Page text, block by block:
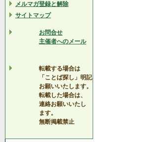
メルマガ登録と解除
サイトマップ
お問合せ
主催者へのメール
転載する場合は
「ことば探し」明記
お願いいたします。
転載した場合は、
連絡お願いいたし
ます。
無断掲載禁止